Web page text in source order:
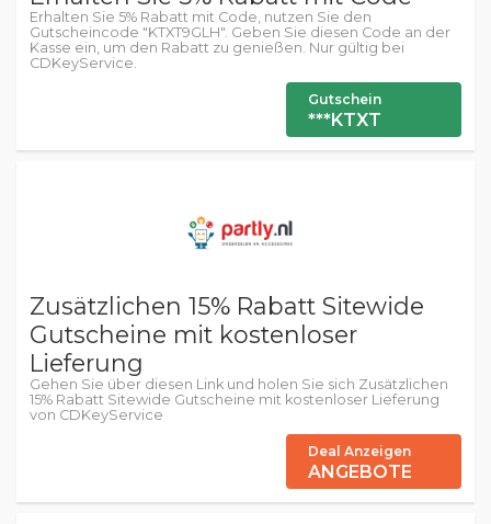
Erhalten Sie 5% Rabatt mit Code, nutzen Sie den
Gutscheincode "KTXT9GLH". Geben Sie diesen Code an der
Kasse ein, um den Rabatt zu genießen. Nur gültig bei
CDKeyService.
Gutschein
***KTXT
Zusätzlichen 15% Rabatt Sitewide
Gutscheine mit kostenloser
Lieferung
Gehen Sie über diesen Link und holen Sie sich Zusätzlichen
15% Rabatt Sitewide Gutscheine mit kostenloser Lieferung
von CDKeyService
Deal Anzeigen
ANGEBOTE